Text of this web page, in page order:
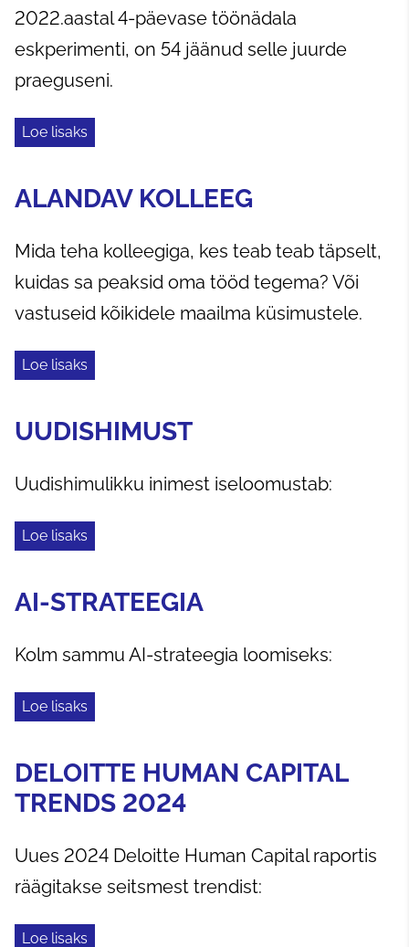
2022.aastal 4-päevase töönädala
eskperimenti, on 54 jäänud selle juurde
praeguseni.
Loe lisaks
ALANDAV KOLLEEG
Mida teha kolleegiga, kes teab teab täpselt,
kuidas sa peaksid oma tööd tegema? Või
vastuseid kõikidele maailma küsimustele.
Loe lisaks
UUDISHIMUST
Uudishimulikku inimest iseloomustab:
Loe lisaks
AI-STRATEEGIA
Kolm sammu AI-strateegia loomiseks:
Loe lisaks
DELOITTE HUMAN CAPITAL
TRENDS 2024
Uues 2024 Deloitte Human Capital raportis
räägitakse seitsmest trendist:
Loe lisaks